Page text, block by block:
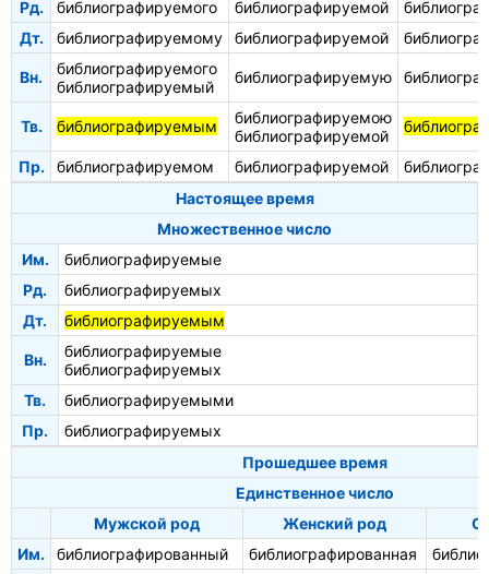
Рд. библиографируемого библиографируемой
Дт.
библиографируемому библиографируемой
Вн.
библиографируемого
библиографируемый
библиографируемую
Тв. библиографируемым
библиографируемою
библиографируемой
Пр. библиографируемом библиографируемой
Настоящее время
Множественное число
Им.
библиографируемые
Рд.
библиографируемых
Дт.
библиографируемым
Вн.
библиографируемые
библиографируемых
Тв.
библиографируемыми
Пр.
библиографируемых
Прошедшее время
Единственное число
Мужской род
Женский род
Им.
библиографированный библиографированная